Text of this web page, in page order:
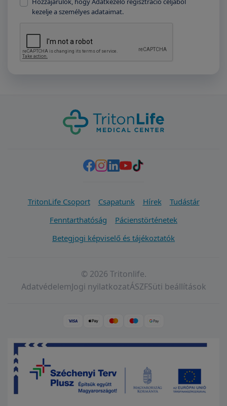
kezelje a személyes adataimat.
TritonLife Csoport Csapatunk Hírek
Tudástár
Fenntarthatóság
Pácienstörténetek
Betegjogi képviselő és tájékoztatók
© 2026 Tritonlife.
AdatvédelemJogi nyilatkozatÁSZFSüti beállítások